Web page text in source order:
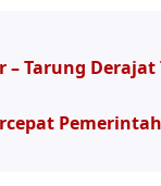
– Tarung Derajat